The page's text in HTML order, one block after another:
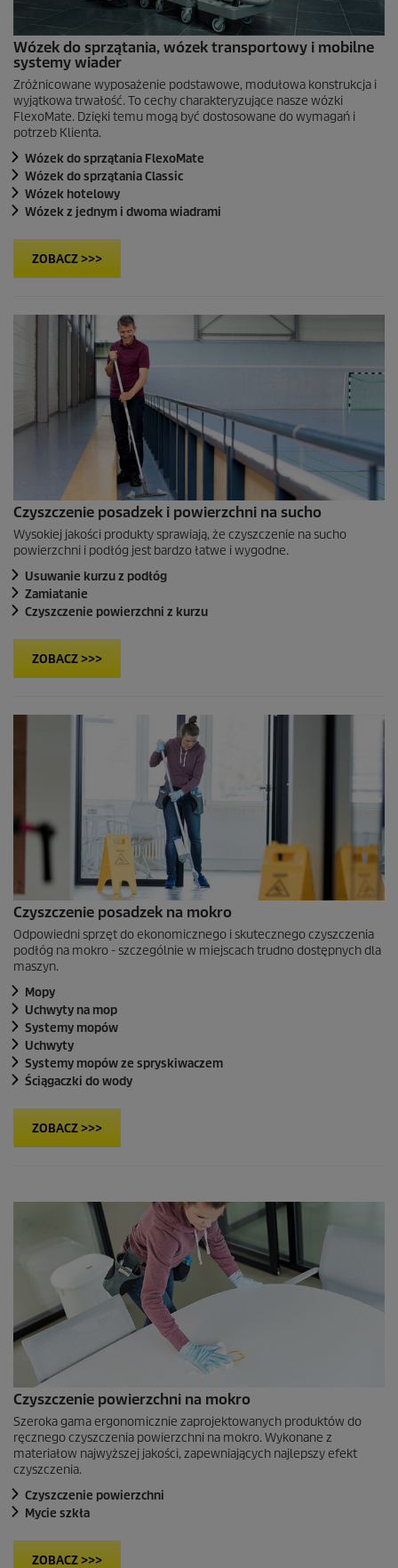
Wózek do sprzątania, wózek transportowy i mobilne
systemy wiader
Zróżnicowane wyposażenie podstawowe, modułowa konstrukcja i
wyjątkowa trwałość. To cechy charakteryzujące nasze wózki
FlexoMate. Dzięki temu mogą być dostosowane do wymagań i
potrzeb Klienta.
Wózek do sprzątania FlexoMate
Wózek do sprzątania Classic
Wózek hotelowy
Wózek z jednym i dwoma wiadrami
ZOBACZ >>>
Czyszczenie posadzek i powierzchni na sucho
Wysokiej jakości produkty sprawiają, że czyszczenie na sucho
powierzchni i podłóg jest bardzo łatwe i wygodne.
Usuwanie kurzu z podłóg
Zamiatanie
Czyszczenie powierzchni z kurzu
ZOBACZ >>>
Czyszczenie posadzek na mokro
Odpowiedni sprzęt do ekonomicznego i skutecznego czyszczenia
podłóg na mokro - szczególnie w miejscach trudno dostępnych dla
maszyn.
Mopy
Uchwyty na mop
Systemy mopów
Uchwyty
Systemy mopów ze spryskiwaczem
Ściągaczki do wody
ZOBACZ >>>
Czyszczenie powierzchni na mokro
Szeroka gama ergonomicznie zaprojektowanych produktów do
ręcznego czyszczenia powierzchni na mokro. Wykonane z
materiałow najwyższej jakości, zapewniających najlepszy efekt
czyszczenia.
Czyszczenie powierzchni
Mycie szkła
ZOBACZ >>>